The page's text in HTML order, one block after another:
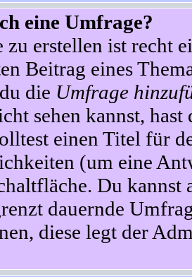
eine Umfrage?
erstellen ist recht
Beitrag eines
die Umfrage
sehen kannst,
einen Titel für
(um eine
Du
dauernde
diese legt der